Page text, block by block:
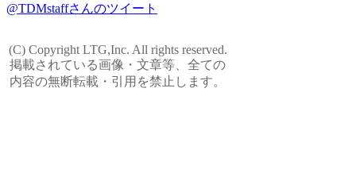
@TDMstaffさんのツイート
(C) Copyright LTG,Inc. All rights reserved.
掲載されている画像・文章等、全ての
内容の無断転載・引用を禁止します。